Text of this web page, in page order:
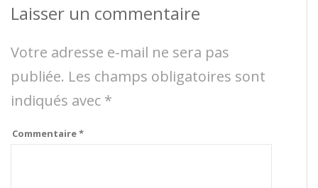
Laisser un commentaire
Votre adresse e-mail ne sera pas
publiée. Les champs obligatoires sont
indiqués avec *
Commentaire*